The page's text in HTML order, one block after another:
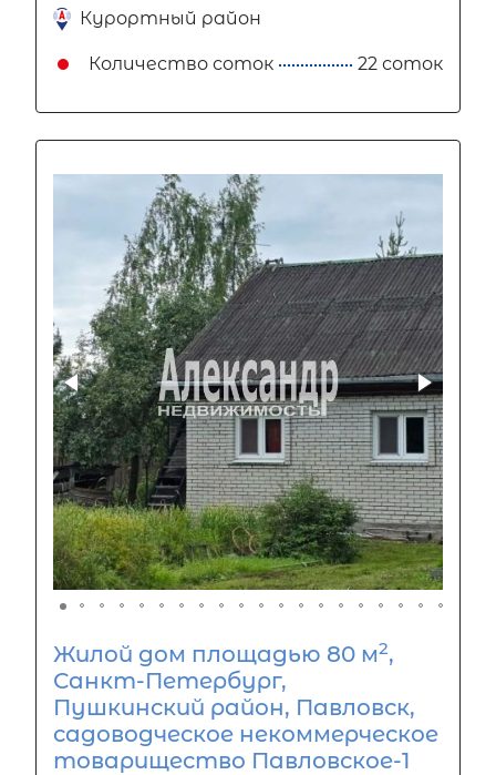
Курортный район
Количество соток 22 соток
Жилой дом площадью 80 м2,
Санкт-Петербург,
Пушкинский район, Павловск,
садоводческое некоммерческое
товарищество Павловское-1